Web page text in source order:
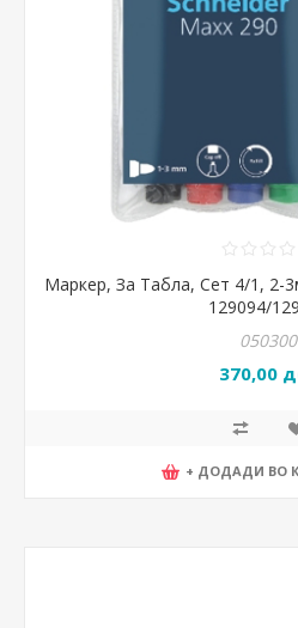
Маркер, За Табла, Сет 4/1, 2-
129094/
050300
370,00
+ ДОДАДИ ВО